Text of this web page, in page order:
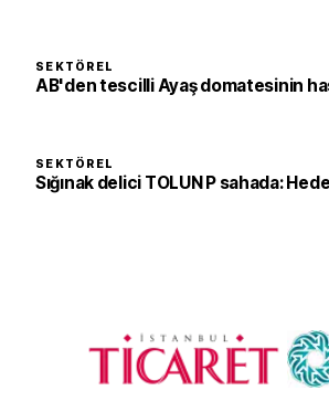
SEKTÖREL
AB'den tescilli Ayaş domatesinin
SEKTÖREL
Sığınak delici TOLUN P sahada: